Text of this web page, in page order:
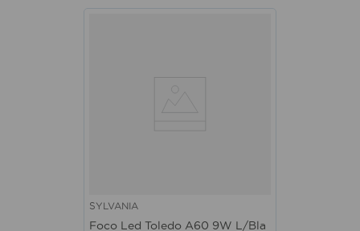
SYLVANIA
Foco Led Toledo A60 9W L/Bla